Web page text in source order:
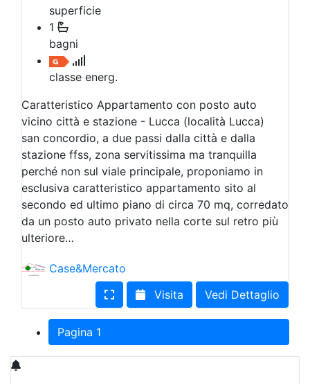
superficie
1
bagni
classe energ.
Caratteristico Appartamento con posto auto
vicino città e stazione - Lucca (località Lucca)
san concordio, a due passi dalla città e dalla
stazione ffss, zona servitissima ma tranquilla
perché non sul viale principale, proponiamo in
esclusiva caratteristico appartamento sito al
secondo ed ultimo piano di circa 70 mq, corredato
da un posto auto privato nella corte sul retro più
ulteriore…
Case&Mercato
Visita
Vedi Dettaglio
Pagina 1